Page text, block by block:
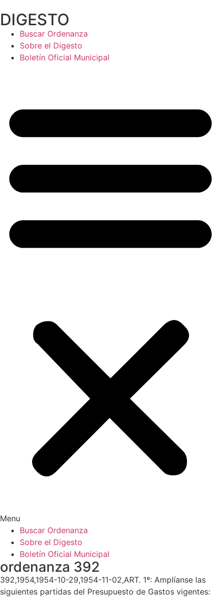
al
contenido
DIGESTO
Buscar Ordenanza
Sobre el Digesto
Boletín Oficial Municipal
Menu
Buscar Ordenanza
Sobre el Digesto
Boletín Oficial Municipal
ordenanza 392
392,1954,1954-10-29,1954-11-02,ART. 1º: Amplíanse las
siguientes partidas del Presupuesto de Gastos vigentes: